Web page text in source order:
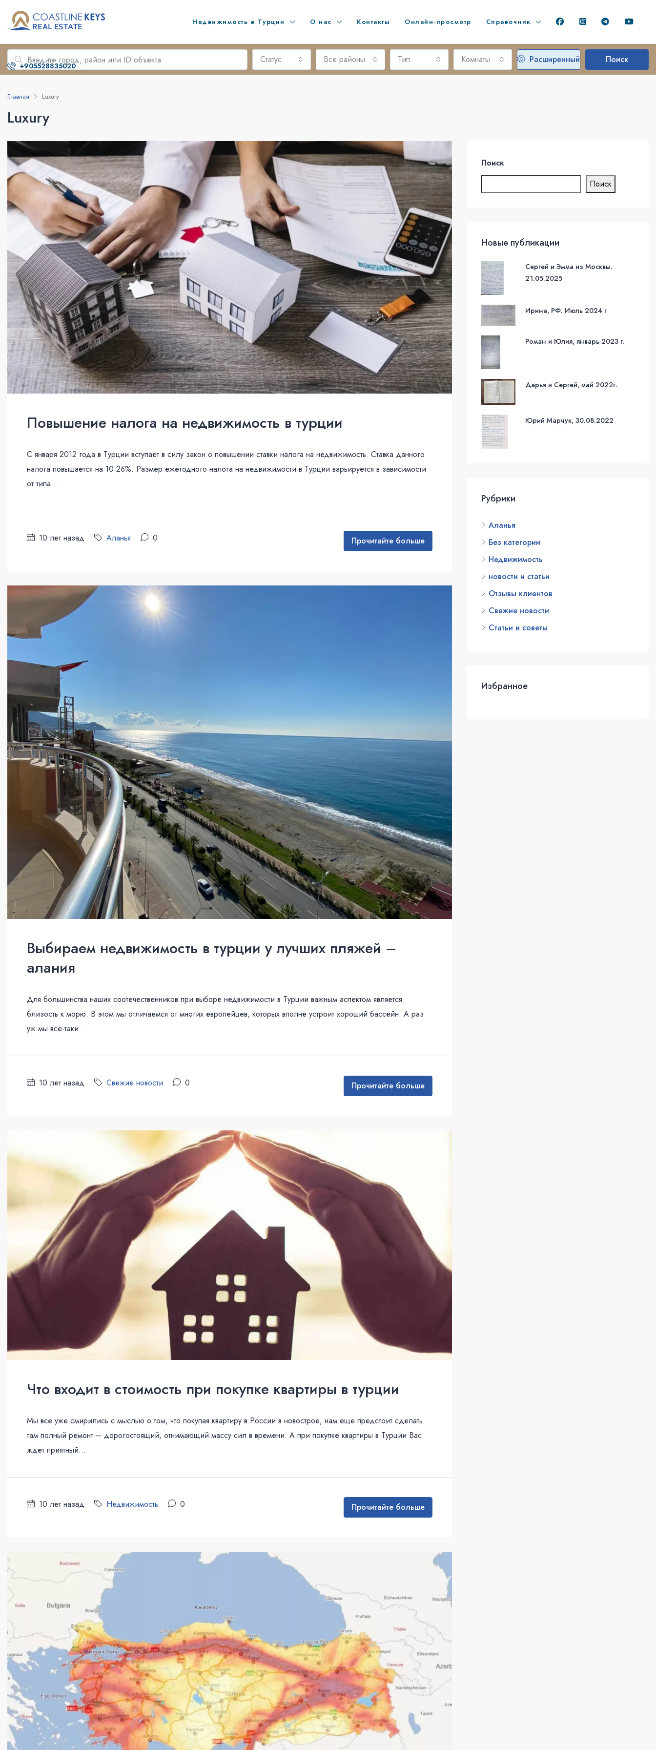
Недвижимость в Турции О нас Контакты Онлайн-просмотр Справочник
+905528835020
Статус Все районы Тип Комнаты Расширенный Поиск
Главная Luxury
Luxury
Повышение налога на недвижимость в турции
С января 2012 года в Турции вступает в силу закон о повышении ставки налога на недвижимость. Ставка данного
налога повышается на 10.26%. Размер ежегодного налога на недвижимости в Турции варьируется в зависимости
от типа...
10 лет назад Аланья 0 Прочитайте больше
Выбираем недвижимость в турции у лучших пляжей –
алания
Для большинства наших соотечественников при выборе недвижимости в Турции важным аспектом является
близость к морю. В этом мы отличаемся от многих европейцев, которых вполне устроит хороший бассейн. А раз
уж мы все-таки...
10 лет назад Свежие новости 0 Прочитайте больше
Что входит в стоимость при покупке квартиры в турции
Мы все уже смирились с мыслью о том, что покупая квартиру в России в новострое, нам еще предстоит сделать
там полный ремонт – дорогостоящий, отнимающий массу сил в времени. А при покупке квартиры в Турции Вас
ждет приятный...
10 лет назад Недвижимость 0 Прочитайте больше
Поиск
Поиск
Новые публикации
Сергей и Эмма из Москвы.
21.05.2025
Ирина, РФ. Июль 2024 г
Роман и Юлия, январь 2023 г.
Дарья и Сергей, май 2022г.
Юрий Марчук, 30.08.2022
Рубрики
Аланья
Без категории
Недвижимость
новости и статьи
Отзывы клиентов
Свежие новости
Статьи и советы
Избранное